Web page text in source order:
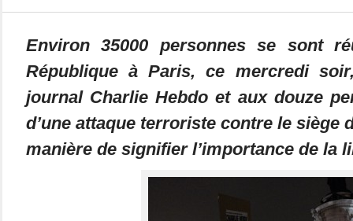
Environ 35000 personnes se sont
République à Paris, ce mercredi
journal Charlie Hebdo et aux douze
d’une attaque terroriste contre le siège
manière de signifier l’importance de la